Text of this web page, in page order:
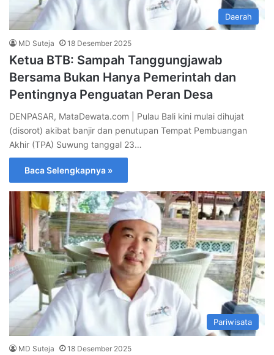
Daerah
MD Suteja 18 Desember 2025
Ketua BTB: Sampah Tanggungjawab
Bersama Bukan Hanya Pemerintah dan
Pentingnya Penguatan Peran Desa
DENPASAR, MataDewata.com | Pulau Bali kini mulai dihujat
(disorot) akibat banjir dan penutupan Tempat Pembuangan
Akhir (TPA) Suwung tanggal 23…
Baca Selengkapnya »
Pariwisata
MD Suteja 18 Desember 2025